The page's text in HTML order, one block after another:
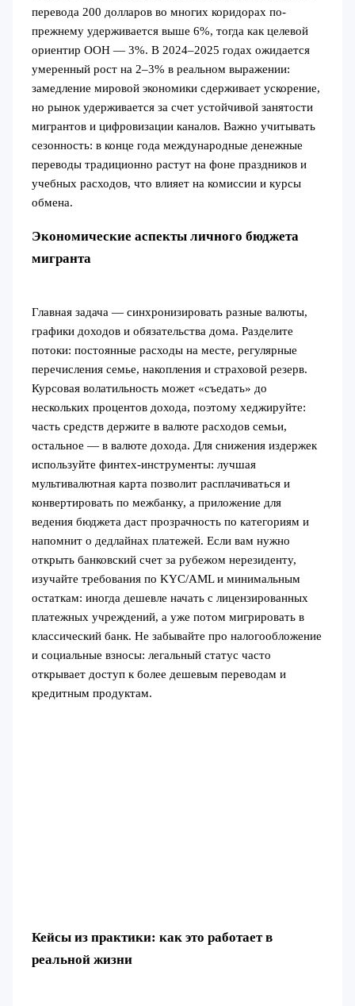
перевода 200 долларов во многих коридорах по-
прежнему удерживается выше 6%, тогда как целевой
ориентир ООН — 3%. В 2024–2025 годах ожидается
умеренный рост на 2–3% в реальном выражении:
замедление мировой экономики сдерживает ускорение,
но рынок удерживается за счет устойчивой занятости
мигрантов и цифровизации каналов. Важно учитывать
сезонность: в конце года международные денежные
переводы традиционно растут на фоне праздников и
учебных расходов, что влияет на комиссии и курсы
обмена.
Экономические аспекты личного бюджета
мигранта
Главная задача — синхронизировать разные валюты,
графики доходов и обязательства дома. Разделите
потоки: постоянные расходы на месте, регулярные
перечисления семье, накопления и страховой резерв.
Курсовая волатильность может «съедать» до
нескольких процентов дохода, поэтому хеджируйте:
часть средств держите в валюте расходов семьи,
остальное — в валюте дохода. Для снижения издержек
используйте финтех-инструменты: лучшая
мультивалютная карта позволит расплачиваться и
конвертировать по межбанку, а приложение для
ведения бюджета даст прозрачность по категориям и
напомнит о дедлайнах платежей. Если вам нужно
открыть банковский счет за рубежом нерезиденту,
изучайте требования по KYC/AML и минимальным
остаткам: иногда дешевле начать с лицензированных
платежных учреждений, а уже потом мигрировать в
классический банк. Не забывайте про налогообложение
и социальные взносы: легальный статус часто
открывает доступ к более дешевым переводам и
кредитным продуктам.
Кейсы из практики: как это работает в
реальной жизни